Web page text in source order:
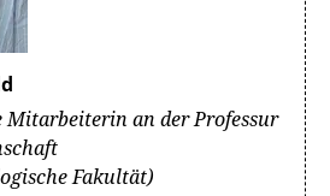
Mitarbeiterin an der Professur
Fakultät)